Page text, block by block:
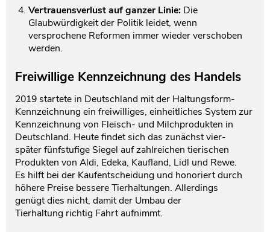
Vertrauensverlust auf ganzer Linie: Die
Glaubwürdigkeit der Politik leidet, wenn
versprochene Reformen immer wieder verschoben
werden.
Freiwillige Kennzeichnung des Handels
2019 startete in Deutschland mit der Haltungsform-
Kennzeichnung ein freiwilliges, einheitliches System zur
Kennzeichnung von Fleisch- und Milchprodukten in
Deutschland. Heute findet sich das zunächst vier-
später fünfstufige Siegel auf zahlreichen tierischen
Produkten von Aldi, Edeka, Kaufland, Lidl und Rewe.
Es hilft bei der Kaufentscheidung und honoriert durch
höhere Preise bessere Tierhaltungen. Allerdings
genügt dies nicht, damit der Umbau der
Tierhaltung richtig Fahrt aufnimmt.